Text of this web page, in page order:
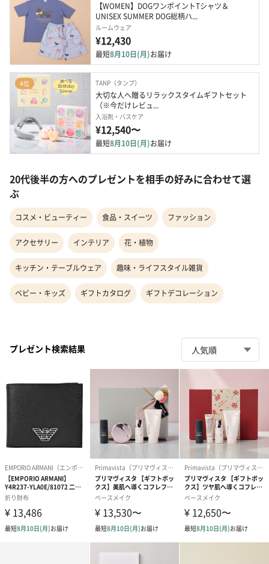
【WOMEN】DOGワンポイントTシャツ＆
UNISEX SUMMER DOG総柄ハ...
ルームウェア
¥12,430
最短8月10日(月)お届け
4位 TANP（タンプ）
大切な人へ贈るリラックスタイムギフトセット
（※今だけレビュ...
入浴剤・バスケア
¥12,540〜
最短8月10日(月)お届け
20代後半の方へのプレゼントを相手の好みに合わせて選
ぶ
コスメ・ビューティー 食品・スイーツ ファッション
アクセサリー インテリア 花・植物
キッチン・テーブルウェア 趣味・ライフスタイル雑貨
ベビー・キッズ ギフトカタログ ギフトデコレーション
プレゼント検索結果